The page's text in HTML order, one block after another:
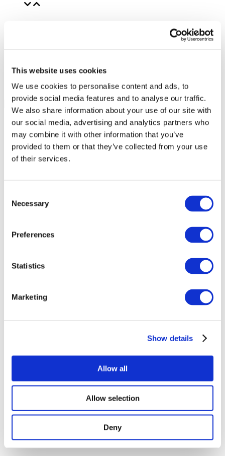
This website uses cookies
We use cookies to personalise content and ads, to
provide social media features and to analyse our traffic.
We also share information about your use of our site with
our social media, advertising and analytics partners who
may combine it with other information that you’ve
provided to them or that they’ve collected from your use
of their services.
Selection
Necessary
Preferences
Statistics
Marketing
Show details
Allow all
Allow selection
Deny
Todos os
Concertos